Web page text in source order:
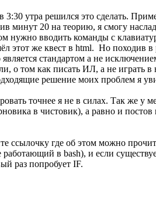
утра решился это сделать.
минут 20 на теорию, я смогу
нужно вводить команды с
этот же квест в html. Но походив
стандартом а не
о том как писать ИЛ, а не
решение моих проблем я
точнее я не в силах. Так же у
в чистовик), а равно и
ссылочку где об этом можно
в bash), и если
раз попробует IF.